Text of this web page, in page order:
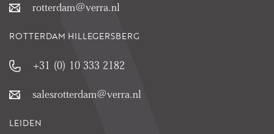
rotterdam@verra.nl
ROTTERDAM HILLEGERSBERG
+31 (0) 10 333 2182
salesrotterdam@verra.nl
LEIDEN